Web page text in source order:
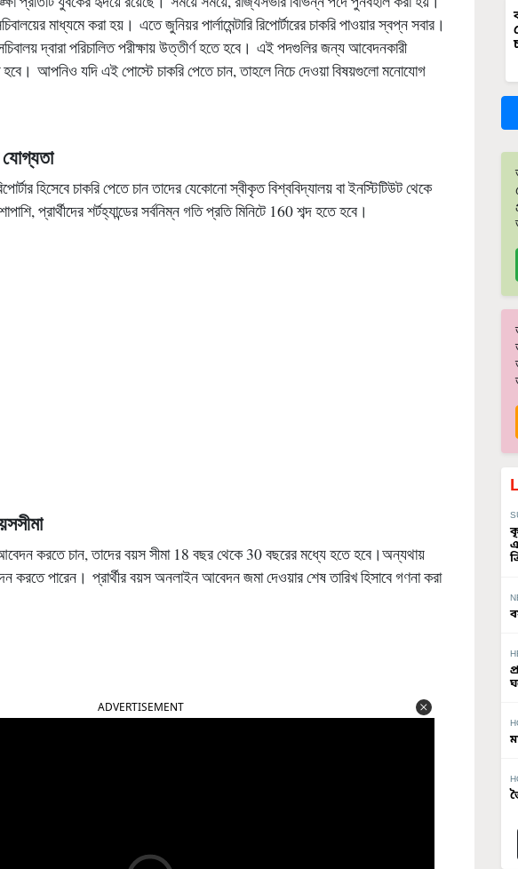
মাধ্যমে করা হয়। এতে জুনিয়র পার্লামেন্টারি রিপোর্টারের চাকরি পাওয়ার স্বপ্ন সবার।
দ্বারা পরিচালিত পরীক্ষায় উত্তীর্ণ হতে হবে। এই পদগুলির জন্য আবেদনকারী
আপনিও যদি এই পোস্টে চাকরি পেতে চান, তাহলে নিচে দেওয়া বিষয়গুলো মনোযোগ
যোগ্যতা
রিপোর্টার হিসেবে চাকরি পেতে চান তাদের যেকোনো স্বীকৃত বিশ্ববিদ্যালয় বা ইনস্টিটিউট থেকে
প্রার্থীদের শর্টহ্যান্ডের সর্বনিম্ন গতি প্রতি মিনিটে 160 শব্দ হতে হবে।
করতে চান, তাদের বয়স সীমা 18 বছর থেকে 30 বছরের মধ্যে হতে হবে।অন্যথায়
পারেন। প্রার্থীর বয়স অনলাইন আবেদন জমা দেওয়ার শেষ তারিখ হিসাবে গণনা করা